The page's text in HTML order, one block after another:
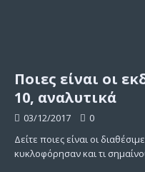
Ποιες είναι οι
10, αναλυτικά
03/12/2017
0
Δείτε ποιες είναι οι
κυκλοφόρησαν και τι